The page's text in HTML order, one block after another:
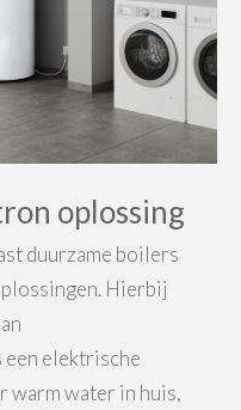
oplossing
duurzame boilers
Hierbij
elektrische
warm water in huis,